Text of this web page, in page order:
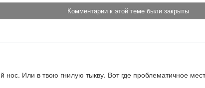
Комментарии к этой теме были закрыты
нос. Или в твою гнилую тыкву. Вот где проблематичное